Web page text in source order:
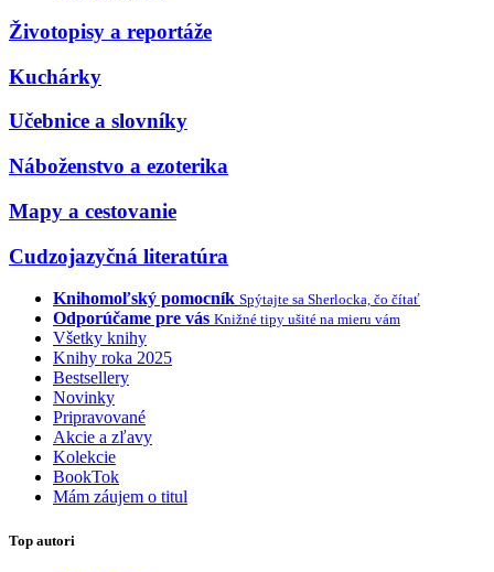
Životopisy a reportáže
Kuchárky
Učebnice a slovníky
Náboženstvo a ezoterika
Mapy a cestovanie
Cudzojazyčná literatúra
Knihomoľský pomocník Spýtajte sa Sherlocka, čo čítať
Odporúčame pre vás Knižné tipy ušité na mieru vám
Všetky knihy
Knihy roka 2025
Bestsellery
Novinky
Pripravované
Akcie a zľavy
Kolekcie
BookTok
Mám záujem o titul
Top autori